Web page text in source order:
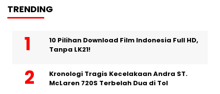
TRENDING
10 Pilihan Download Film Indonesia Full HD,
Tanpa LK21!
Kronologi Tragis Kecelakaan Andra ST.
McLaren 720S Terbelah Dua di Tol